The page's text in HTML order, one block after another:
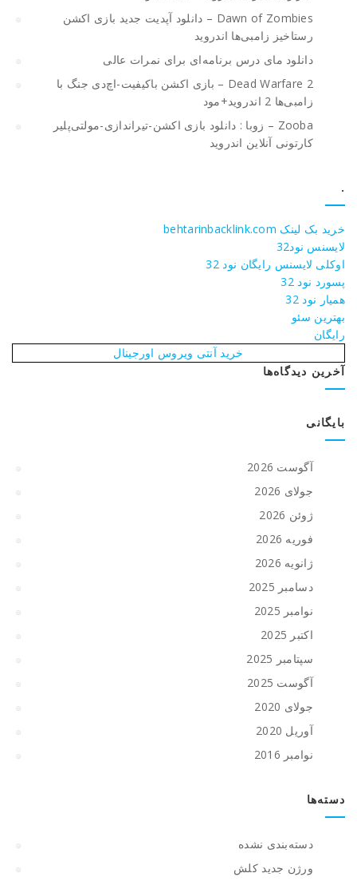
Dawn of Zombies – دانلود آپدیت جدید بازی اکشن
رستاخیز زامبی‌ها اندروید
دانلود مای درس برنامه‌ای برای نمرات عالی
Dead Warfare 2 – بازی اکشن باکیفیت-اچ‌دی جنگ با
زامبی‌ها 2 اندروید+مود
Zooba – زوبا : دانلود بازی اکشن-تیراندازی-مولتی‌پلیر
کارتونی آنلاین اندروید
.
خرید بک لینک behtarinbacklink.com
لایسنس نود32
اوکلی لایسنس رایگان نود 32
پسورد نود 32
همیار نود 32
بهترین سئو
رایگان
خرید آنتی ویروس اورجینال
آخرین دیدگاه‌ها
بایگانی
آگوست 2026
جولای 2026
ژوئن 2026
فوریه 2026
ژانویه 2026
دسامبر 2025
نوامبر 2025
اکتبر 2025
سپتامبر 2025
آگوست 2025
جولای 2020
آوریل 2020
نوامبر 2016
دسته‌ها
دسته‌بندی نشده
ورژن جدید کلش